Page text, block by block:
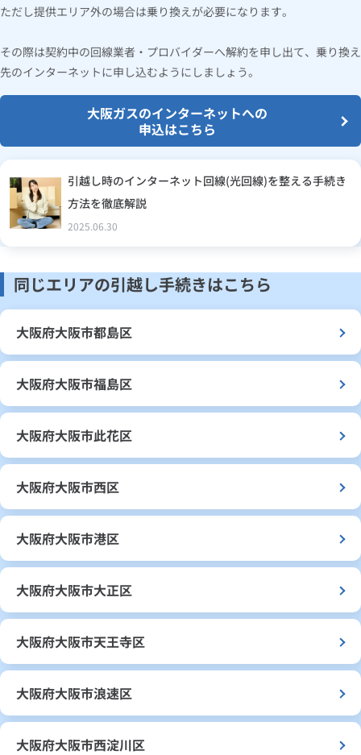
ただし提供エリア外の場合は乗り換えが必要になります。
その際は契約中の回線業者・プロバイダーへ解約を申し出て、乗り換え
先のインターネットに申し込むようにしましょう。
大阪ガスのインターネットへの
申込はこちら
引越し時のインターネット回線(光回線)を整える手続き
方法を徹底解説
2025.06.30
同じエリアの引越し手続きはこちら
大阪府大阪市都島区
大阪府大阪市福島区
大阪府大阪市此花区
大阪府大阪市西区
大阪府大阪市港区
大阪府大阪市大正区
大阪府大阪市天王寺区
大阪府大阪市浪速区
大阪府大阪市西淀川区